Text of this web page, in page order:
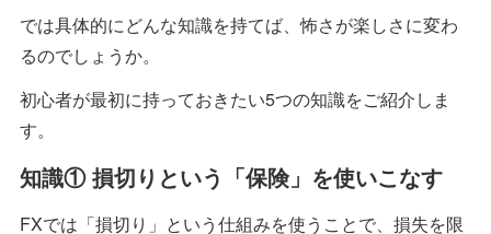
では具体的にどんな知識を持てば、怖さが楽しさに変わ
るのでしょうか。
初心者が最初に持っておきたい5つの知識をご紹介しま
す。
知識① 損切りという「保険」を使いこなす
FXでは「損切り」という仕組みを使うことで、損失を限